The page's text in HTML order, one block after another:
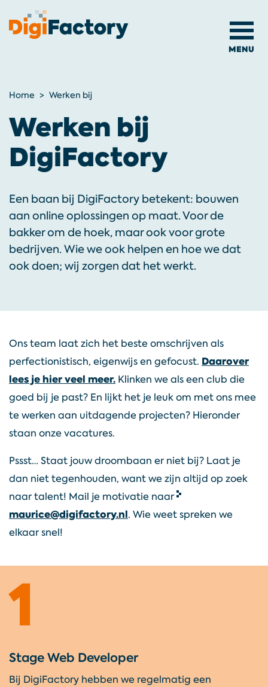
MENU
projecten
over
ons
werken
contact
T.
532
00
50
digifactorynl
Home Werken bij
Werken bij
DigiFactory
Een baan bij DigiFactory betekent: bouwen
aan online oplossingen op maat. Voor de
bakker om de hoek, maar ook voor grote
bedrijven. Wie we ook helpen en hoe we dat
ook doen; wij zorgen dat het werkt.
Ons team laat zich het beste omschrijven als
perfectionistisch, eigenwijs en gefocust. Daarover
lees je hier veel meer. Klinken we als een club die
goed bij je past? En lijkt het je leuk om met ons mee
te werken aan uitdagende projecten? Hieronder
staan onze vacatures.
Pssst… Staat jouw droombaan er niet bij? Laat je
dan niet tegenhouden, want we zijn altijd op zoek
naar talent! Mail je motivatie naar
maurice@digifactory.nl. Wie weet spreken we
elkaar snel!
1
Stage Web Developer
Bij DigiFactory hebben we regelmatig een